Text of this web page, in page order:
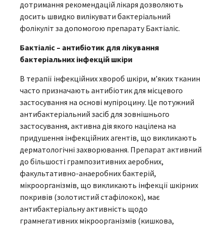
дотримання рекомендацій лікаря дозволяють
досить швидко вилікувати бактеріальний
фолікуліт за допомогою препарату Бактіаліс.
Бактіаліс – антибіотик для лікування
бактеріальних інфекцій шкіри
В терапії інфекційних хвороб шкіри, м’яких тканин
часто призначають антибіотик для місцевого
застосування на основі мупіроцину. Це потужний
антибактеріальний засіб для зовнішнього
застосування, активна дія якого націлена на
придушення інфекційних агентів, що викликають
дерматологічні захворювання. Препарат активний
до більшості грампозитивних аеробних,
факультативно-анаеробних бактерій,
мікроорганізмів, що викликають інфекції шкірних
покривів (золотистий стафілокок), має
антибактеріальну активність щодо
грамнегативних мікроорганізмів (кишкова,